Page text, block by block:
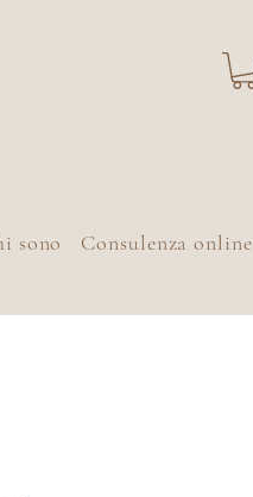
sono Consulenza online